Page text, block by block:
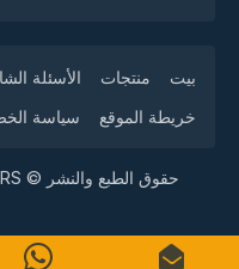
بيت منتجات الأسئلة
خريطة الموقع
سياسة
حقوق الطبع والنشر © CHINASTARS. كل الحقوق محفوظة.